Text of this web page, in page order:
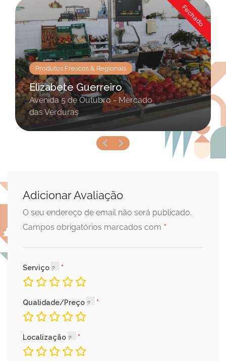
Fechado
Produtos Frescos & Regionais
Elizabete Guerreiro
Avenida 5 de Outubro - Mercado
das Verduras
Adicionar Avaliação
O seu endereço de email não será publicado.
Campos obrigatórios marcados com *
Serviço
Qualidade/Preço
Localização